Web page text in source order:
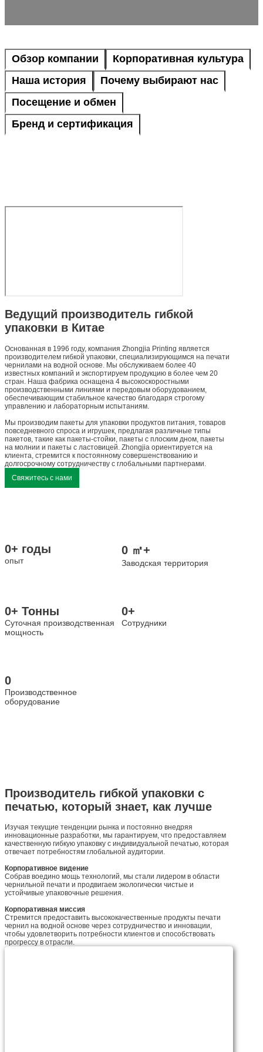
Обзор компании
Корпоративная культура
Наша история
Почему выбирают нас
Посещение и обмен
Бренд и сертификация
Ведущий производитель гибкой
упаковки в Китае
Основанная в 1996 году, компания Zhongjia Printing является
производителем гибкой упаковки, специализирующимся на печати
чернилами на водной основе. Мы обслуживаем более 40
известных компаний и экспортируем продукцию в более чем 20
стран. Наша фабрика оснащена 4 высокоскоростными
производственными линиями и передовым оборудованием,
обеспечивающим стабильное качество благодаря строгому
управлению и лабораторным испытаниям.
Мы производим пакеты для упаковки продуктов питания, товаров
повседневного спроса и игрушек, предлагая различные типы
пакетов, такие как пакеты-стойки, пакеты с плоским дном, пакеты
на молнии и пакеты с ластовицей. Zhongjia ориентируется на
клиента, стремится к постоянному совершенствованию и
долгосрочному сотрудничеству с глобальными партнерами.
Свяжитесь с нами
0+ годы
опыт
0 ㎡+
Заводская территория
0+ Тонны
Суточная производственная
мощность
0+
Сотрудники
0
Производственное
оборудование
Производитель гибкой упаковки с
печатью, который знает, как лучше
Изучая текущие тенденции рынка и постоянно внедряя
инновационные разработки, мы гарантируем, что предоставляем
качественную гибкую упаковку с индивидуальной печатью, которая
отвечает потребностям глобальной аудитории.
Корпоративное видение
Собрав воедино мощь технологий, мы стали лидером в области
чернильной печати и продвигаем экологически чистые и
устойчивые упаковочные решения.
Корпоративная миссия
Стремится предоставить высококачественные продукты печати
чернил на водной основе через сотрудничество и инновации,
чтобы удовлетворить потребности клиентов и способствовать
прогрессу в отрасли.